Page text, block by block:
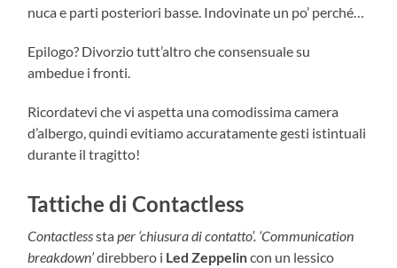
nuca e parti posteriori basse. Indovinate un po’ perché…
Epilogo? Divorzio tutt’altro che consensuale su
ambedue i fronti.
Ricordatevi che vi aspetta una comodissima camera
d’albergo, quindi evitiamo accuratamente gesti istintuali
durante il tragitto!
Tattiche di Contactless
Contactlesssta per ‘chiusura di contatto’. ‘Communication
breakdown’direbbero i Led Zeppelincon un lessico